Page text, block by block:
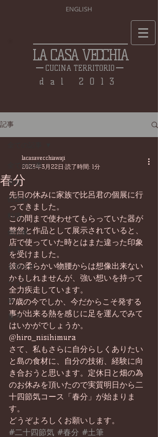
ENGLISH
LA CASA VECCHIA
CUCINA TERRITORIO
dal 2013
記事
全ての記事
食材
仕込み
料理
畑仕事
日常
お知らせ
ワイン
器
菓子
春分
lacasavecchiawaji
2023年3月22日 読了時間: 1分
先日の休みに家族で比呂君の個展に行
ってきました。
この間まで使わせてもらっていた器が
整然と作品として展示されていると、
店で使っていた時とはまた違った印象
を受けました。
彼の柔らかい物腰からは想像出来ない
かもしれませんが、強い想いを持って
全力疾走しています。
17歳の今でしか、今だからこそ発する
事が出来る熱を感じに足を運んでみて
はいかがでしょうか。
@hiro_nisihimura
さて、私もさらに自分らしくありたい
と島の食材に、自分の技術、経験に向
き合おうと思います。定休日と畑の為
のお休みを頂いたので実質明日から二
十四節気コース「春分」が始まりま
す。
どうぞよろしくお願いします。
#二十四節気 #春分 #土筆